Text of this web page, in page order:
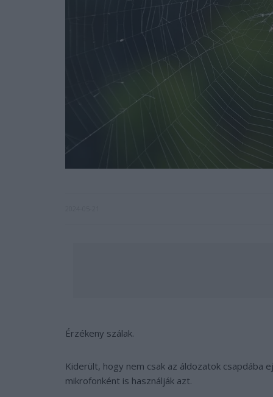
Érzékeny szálak.
Kiderült, hogy nem csak az áldozatok csapdába
mikrofonként is használják azt.